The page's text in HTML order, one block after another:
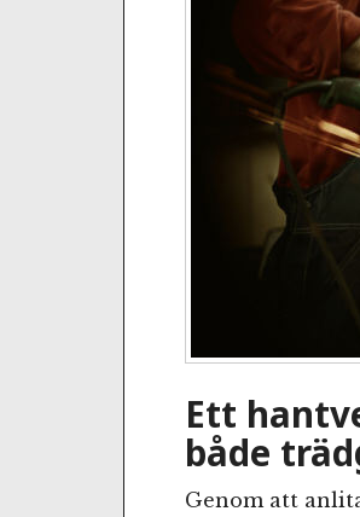
Ett
både
Genom att